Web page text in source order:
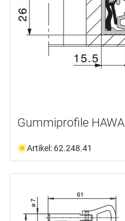
Gummiprofile HAWA
Artikel: 62.248.41